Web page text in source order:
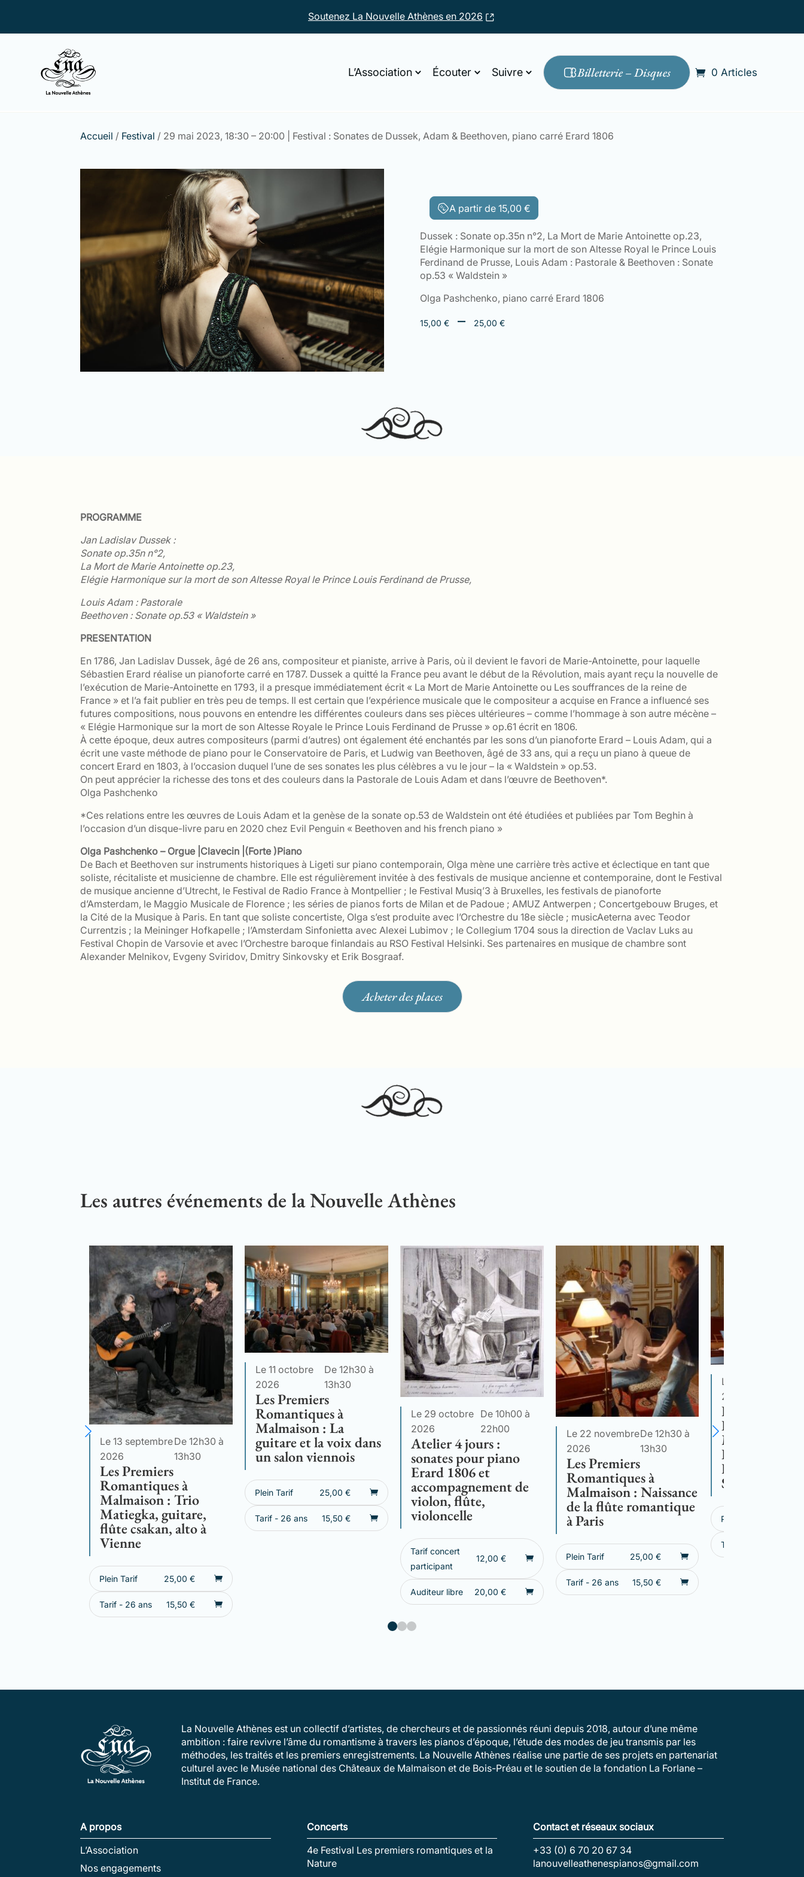
Soutenez La Nouvelle Athènes en 2026
L’Association Écouter Suivre Billetterie – Disques 0 Articles
Accueil / Festival / 29 mai 2023, 18:30 – 20:00 | Festival : Sonates de Dussek, Adam & Beethoven, piano carré Erard 1806
A partir de 15,00 €
Dussek : Sonate op.35n n°2, La Mort de Marie Antoinette op.23,
Elégie Harmonique sur la mort de son Altesse Royal le Prince Louis
Ferdinand de Prusse, Louis Adam : Pastorale & Beethoven : Sonate
op.53 « Waldstein »
Olga Pashchenko, piano carré Erard 1806
15,00 € – 25,00 €Plage
PROGRAMME
Jan Ladislav Dussek :
Sonate op.35n n°2,
La Mort de Marie Antoinette op.23,
Elégie Harmonique sur la mort de son Altesse Royal le Prince Louis Ferdinand de Prusse,
Louis Adam : Pastorale
Beethoven : Sonate op.53 « Waldstein »
PRESENTATION
En 1786, Jan Ladislav Dussek, âgé de 26 ans, compositeur et pianiste, arrive à Paris, où il devient le favori de Marie-Antoinette, pour laquelle
Sébastien Erard réalise un pianoforte carré en 1787. Dussek a quitté la France peu avant le début de la Révolution, mais ayant reçu la nouvelle de
l’exécution de Marie-Antoinette en 1793, il a presque immédiatement écrit « La Mort de Marie Antoinette ou Les souffrances de la reine de
France » et l’a fait publier en très peu de temps. Il est certain que l’expérience musicale que le compositeur a acquise en France a influencé ses
futures compositions, nous pouvons en entendre les différentes couleurs dans ses pièces ultérieures – comme l’hommage à son autre mécène –
« Elégie Harmonique sur la mort de son Altesse Royale le Prince Louis Ferdinand de Prusse » op.61 écrit en 1806.
À cette époque, deux autres compositeurs (parmi d’autres) ont également été enchantés par les sons d’un pianoforte Erard – Louis Adam, qui a
écrit une vaste méthode de piano pour le Conservatoire de Paris, et Ludwig van Beethoven, âgé de 33 ans, qui a reçu un piano à queue de
concert Erard en 1803, à l’occasion duquel l’une de ses sonates les plus célèbres a vu le jour – la « Waldstein » op.53.
On peut apprécier la richesse des tons et des couleurs dans la Pastorale de Louis Adam et dans l’œuvre de Beethoven*.
Olga Pashchenko
*Ces relations entre les œuvres de Louis Adam et la genèse de la sonate op.53 de Waldstein ont été étudiées et publiées par Tom Beghin à
l’occasion d’un disque-livre paru en 2020 chez Evil Penguin « Beethoven and his french piano »
Olga Pashchenko – Orgue |Clavecin |(Forte )Piano
De Bach et Beethoven sur instruments historiques à Ligeti sur piano contemporain, Olga mène une carrière très active et éclectique en tant que
soliste, récitaliste et musicienne de chambre. Elle est régulièrement invitée à des festivals de musique ancienne et contemporaine, dont le Festival
de musique ancienne d’Utrecht, le Festival de Radio France à Montpellier ; le Festival Musiq’3 à Bruxelles, les festivals de pianoforte
d’Amsterdam, le Maggio Musicale de Florence ; les séries de pianos forts de Milan et de Padoue ; AMUZ Antwerpen ; Concertgebouw Bruges, et
la Cité de la Musique à Paris. En tant que soliste concertiste, Olga s’est produite avec l’Orchestre du 18e siècle ; musicAeterna avec Teodor
Currentzis ; la Meininger Hofkapelle ; l’Amsterdam Sinfonietta avec Alexei Lubimov ; le Collegium 1704 sous la direction de Vaclav Luks au
Festival Chopin de Varsovie et avec l’Orchestre baroque finlandais au RSO Festival Helsinki. Ses partenaires en musique de chambre sont
Alexander Melnikov, Evgeny Sviridov, Dmitry Sinkovsky et Erik Bosgraaf.
Acheter des places
Les autres événements de la Nouvelle Athènes
Le 13 septembre
2026
De 12h30 à
13h30
Les Premiers
Romantiques à
Malmaison : Trio
Matiegka, guitare,
flûte csakan, alto à
Vienne
Plein Tarif 25,00€
Tarif - 26 ans 15,50€
Le 11 octobre
2026
De 12h30 à
13h30
Les Premiers
Romantiques à
Malmaison : La
guitare et la voix dans
un salon viennois
Plein Tarif 25,00 €
Tarif - 26 ans 15,50 €
Le 29 octobre
2026
De 10h00 à
22h00
Atelier 4 jours :
sonates pour piano
Erard 1806 et
accompagnement de
violon, flûte,
violoncelle
Tarif concert
participant
12,00 €
Auditeur libre 20,00 €
Le 22 novembre
2026
De 12h30 à
13h30
Les Premiers
Romantiques à
Malmaison : Naissance
de la flûte romantique
à Paris
Plein Tarif 25,00€
Tarif - 26 ans 15,50€
Le 13 décembre
2026
Les Premiers
Romantiques
Malmaison :
Romances de
Hortense à
Sagazan
Plein Tarif
Tarif - 26 ans
La Nouvelle Athènes est un collectif d’artistes, de chercheurs et de passionnés réuni depuis 2018, autour d’une même
ambition : faire revivre l’âme du romantisme à travers les pianos d’époque, l’étude des modes de jeu transmis par les
méthodes, les traités et les premiers enregistrements. La Nouvelle Athènes réalise une partie de ses projets en partenariat
culturel avec le Musée national des Châteaux de Malmaison et de Bois-Préau et le soutien de la fondation La Forlane –
Institut de France.
A propos
L’Association
Nos engagements
Concerts
4e Festival Les premiers romantiques et la
Nature
Contact et réseaux sociaux
+33 (0) 6 70 20 67 34
lanouvelleathenespianos@gmail.com